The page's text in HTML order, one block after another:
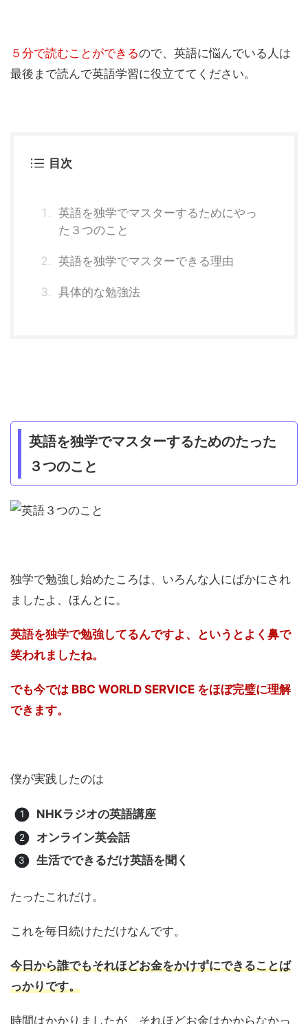
５分で読むことができるので、英語に悩んでいる人は
最後まで読んで英語学習に役立ててください。
目次
英語を独学でマスターするためにやっ
た３つのこと
英語を独学でマスターできる理由
具体的な勉強法
英語を独学でマスターするためのたった
３つのこと
独学で勉強し始めたころは、いろんな人にばかにされ
ましたよ、ほんとに。
英語を独学で勉強してるんですよ、というとよく鼻で
笑われましたね。
でも今では BBC WORLD SERVICE をほぼ完璧に理解
できます。
僕が実践したのは
NHKラジオの英語講座
オンライン英会話
生活でできるだけ英語を聞く
たったこれだけ。
これを毎日続けただけなんです。
今日から誰でもそれほどお金をかけずにできることば
っかりです。
時間はかかりましたが、それほどお金はかからなかっ